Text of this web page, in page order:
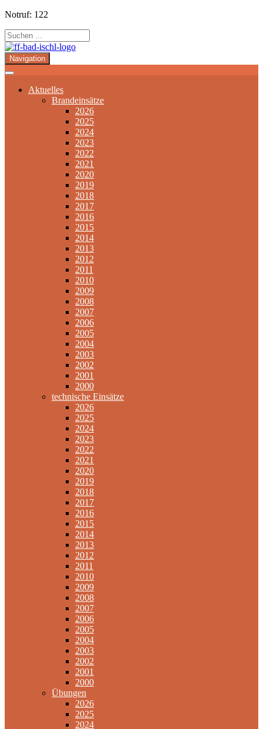
Notruf: 122
Navigation
Aktuelles
Brandeinsätze
2026
2025
2024
2023
2022
2021
2020
2019
2018
2017
2016
2015
2014
2013
2012
2011
2010
2009
2008
2007
2006
2005
2004
2003
2002
2001
2000
technische Einsätze
2026
2025
2024
2023
2022
2021
2020
2019
2018
2017
2016
2015
2014
2013
2012
2011
2010
2009
2008
2007
2006
2005
2004
2003
2002
2001
2000
Übungen
2026
2025
2024